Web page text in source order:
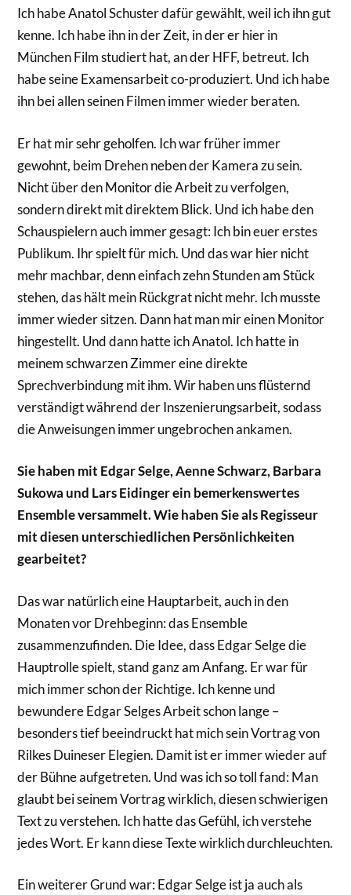
Ich habe Anatol Schuster dafür gewählt, weil ich ihn gut
kenne. Ich habe ihn in der Zeit, in der er hier in
München Film studiert hat, an der HFF, betreut. Ich
habe seine Examensarbeit co-produziert. Und ich habe
ihn bei allen seinen Filmen immer wieder beraten.
Er hat mir sehr geholfen. Ich war früher immer
gewohnt, beim Drehen neben der Kamera zu sein.
Nicht über den Monitor die Arbeit zu verfolgen,
sondern direkt mit direktem Blick. Und ich habe den
Schauspielern auch immer gesagt: Ich bin euer erstes
Publikum. Ihr spielt für mich. Und das war hier nicht
mehr machbar, denn einfach zehn Stunden am Stück
stehen, das hält mein Rückgrat nicht mehr. Ich musste
immer wieder sitzen. Dann hat man mir einen Monitor
hingestellt. Und dann hatte ich Anatol. Ich hatte in
meinem schwarzen Zimmer eine direkte
Sprechverbindung mit ihm. Wir haben uns flüsternd
verständigt während der Inszenierungsarbeit, sodass
die Anweisungen immer ungebrochen ankamen.
Sie haben mit Edgar Selge, Aenne Schwarz, Barbara
Sukowa und Lars Eidinger ein bemerkenswertes
Ensemble versammelt. Wie haben Sie als Regisseur
mit diesen unterschiedlichen Persönlichkeiten
gearbeitet?
Das war natürlich eine Hauptarbeit, auch in den
Monaten vor Drehbeginn: das Ensemble
zusammenzufinden. Die Idee, dass Edgar Selge die
Hauptrolle spielt, stand ganz am Anfang. Er war für
mich immer schon der Richtige. Ich kenne und
bewundere Edgar Selges Arbeit schon lange –
besonders tief beeindruckt hat mich sein Vortrag von
Rilkes Duineser Elegien. Damit ist er immer wieder auf
der Bühne aufgetreten. Und was ich so toll fand: Man
glaubt bei seinem Vortrag wirklich, diesen schwierigen
Text zu verstehen. Ich hatte das Gefühl, ich verstehe
jedes Wort. Er kann diese Texte wirklich durchleuchten.
Ein weiterer Grund war: Edgar Selge ist ja auch als